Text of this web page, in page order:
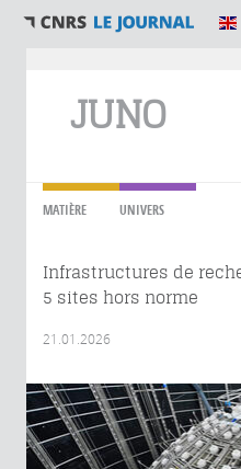
JUNO
MATIÈRE UNIVERS
Infrastructures de
5 sites hors norme
21.01.2026